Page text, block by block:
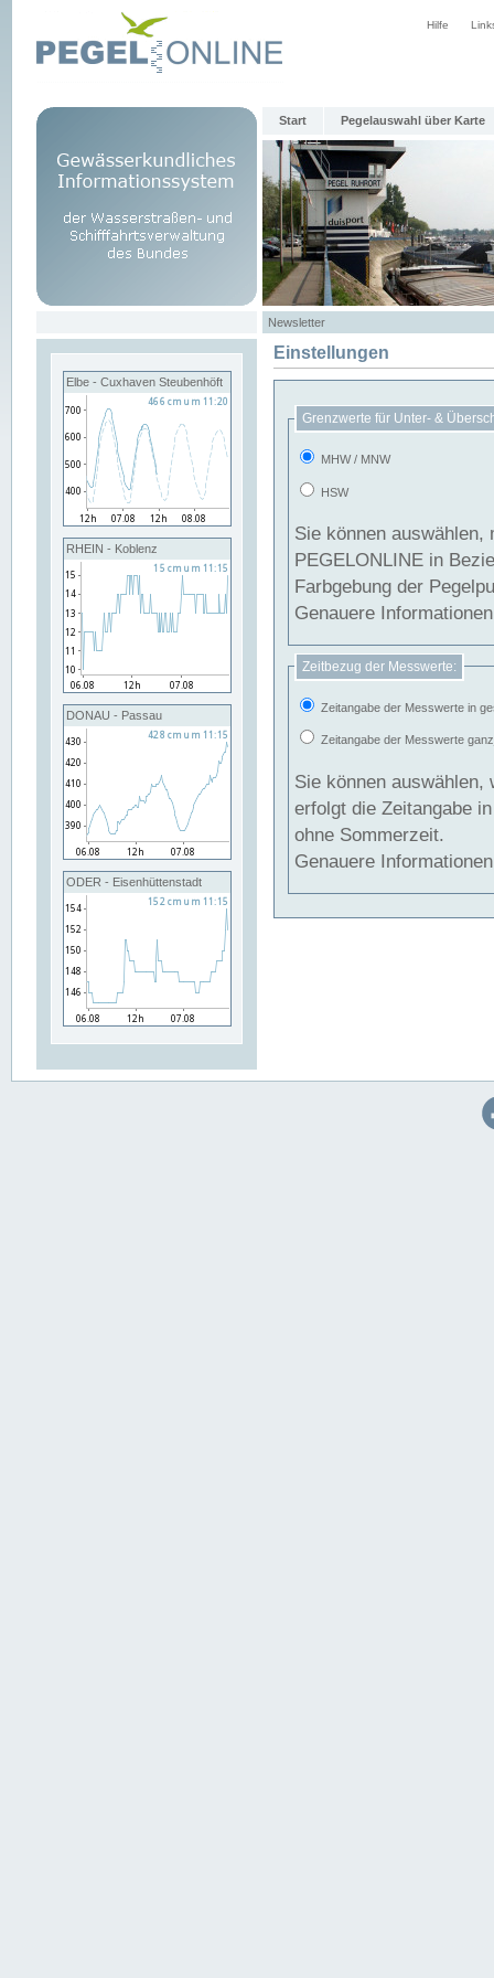
Hilfe
Start Pegelauswahl über Karte
Newsletter
Elbe - Cuxhaven Steubenhöft
RHEIN - Koblenz
DONAU - Passau
ODER - Eisenhüttenstadt
Einstellungen
Grenzwerte für Unter- &
MHW / MNW
HSW
Sie können
PEGELONLINE in Beziehung
Farbgebung der
Genauere
Zeitbezug der Messwerte:
Zeitangabe der Messwerte in
Zeitangabe der Messwerte
Sie können auswählen,
erfolgt die Zeitangabe
ohne Sommerzeit.
Genauere